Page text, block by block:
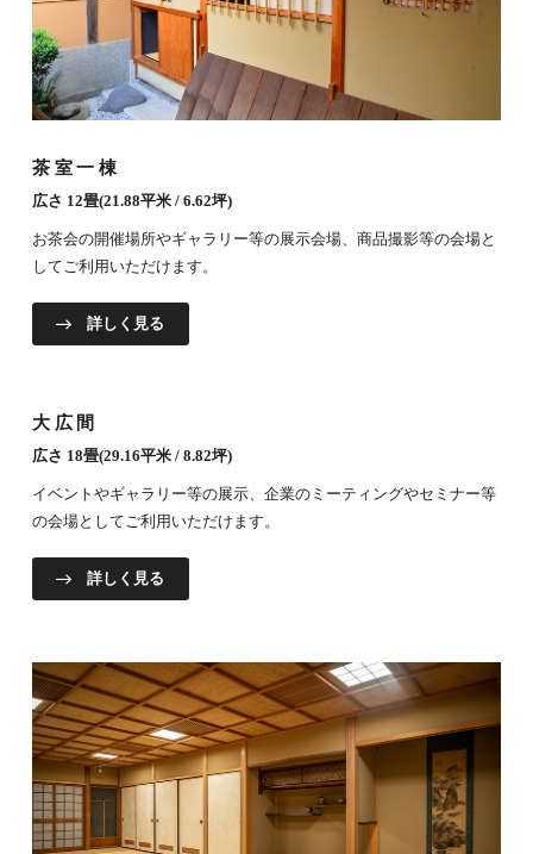
茶室一棟
広さ 12畳(21.88平米 / 6.62坪)
お茶会の開催場所やギャラリー等の展示会場、商品撮影等の会場と
してご利用いただけます。
詳しく見る
大広間
広さ 18畳(29.16平米 / 8.82坪)
イベントやギャラリー等の展示、企業のミーティングやセミナー等
の会場としてご利用いただけます。
詳しく見る